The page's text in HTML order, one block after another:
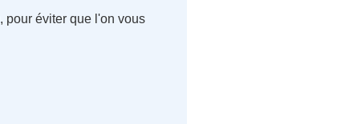
, pour éviter que l'on vous